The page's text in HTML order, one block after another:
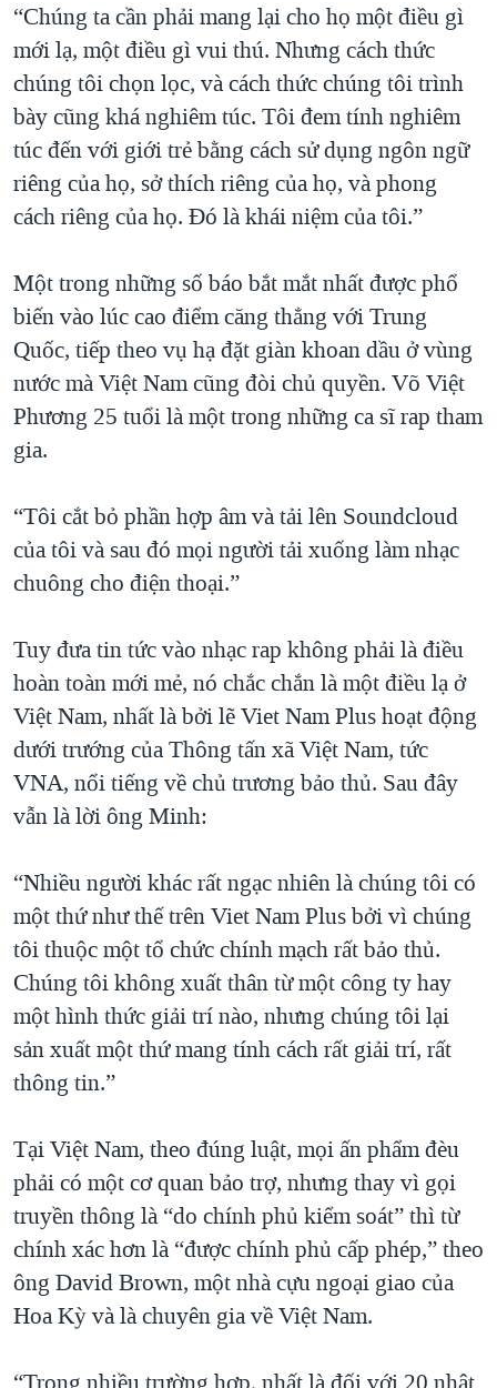
“Chúng ta cần phải mang lại cho họ một điều gì
mới lạ, một điều gì vui thú. Nhưng cách thức
chúng tôi chọn lọc, và cách thức chúng tôi trình
bày cũng khá nghiêm túc. Tôi đem tính nghiêm
túc đến với giới trẻ bằng cách sử dụng ngôn ngữ
riêng của họ, sở thích riêng của họ, và phong
cách riêng của họ. Ðó là khái niệm của tôi.”
Một trong những số báo bắt mắt nhất được phổ
biến vào lúc cao điểm căng thẳng với Trung
Quốc, tiếp theo vụ hạ đặt giàn khoan dầu ở vùng
nước mà Việt Nam cũng đòi chủ quyền. Võ Việt
Phương 25 tuổi là một trong những ca sĩ rap tham
gia.
“Tôi cắt bỏ phần hợp âm và tải lên Soundcloud
của tôi và sau đó mọi người tải xuống làm nhạc
chuông cho điện thoại.”
Tuy đưa tin tức vào nhạc rap không phải là điều
hoàn toàn mới mẻ, nó chắc chắn là một điều lạ ở
Việt Nam, nhất là bởi lẽ Viet Nam Plus hoạt động
dưới trướng của Thông tấn xã Việt Nam, tức
VNA, nổi tiếng về chủ trương bảo thủ. Sau đây
vẫn là lời ông Minh:
“Nhiều người khác rất ngạc nhiên là chúng tôi có
một thứ như thế trên Viet Nam Plus bởi vì chúng
tôi thuộc một tổ chức chính mạch rất bảo thủ.
Chúng tôi không xuất thân từ một công ty hay
một hình thức giải trí nào, nhưng chúng tôi lại
sản xuất một thứ mang tính cách rất giải trí, rất
thông tin.”
Tại Việt Nam, theo đúng luật, mọi ấn phẩm đèu
phải có một cơ quan bảo trợ, nhưng thay vì gọi
truyền thông là “do chính phủ kiểm soát” thì từ
chính xác hơn là “được chính phủ cấp phép,” theo
ông David Brown, một nhà cựu ngoại giao của
Hoa Kỳ và là chuyên gia về Việt Nam.